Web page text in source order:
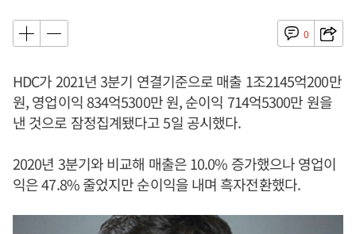
0
HDC가 2021년 3분기 연결기준으로 매출 1조2145억200만
원, 영업이익 834억5300만 원, 순이익 714억5300만 원을
낸 것으로 잠정집계됐다고 5일 공시했다.
2020년 3분기와 비교해 매출은 10.0% 증가했으나 영업이
익은 47.8% 줄었지만 순이익을 내며 흑자전환했다.